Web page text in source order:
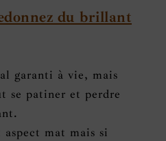
du brillant
garanti à vie, mais
se patiner et perdre
mat mais si